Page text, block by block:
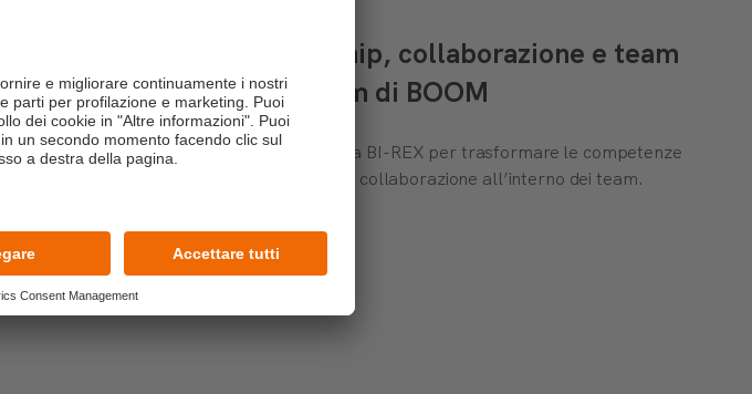
Dall’aula al campo: leadership, collaborazione e team
building con il Team Program di BOOM
Un’esperienza immersiva realizzata insieme a BI-REX per trasformare le competenze
manageriali in azioni concrete e rafforzare la collaborazione all’interno dei team.
LEGGI TUTTO